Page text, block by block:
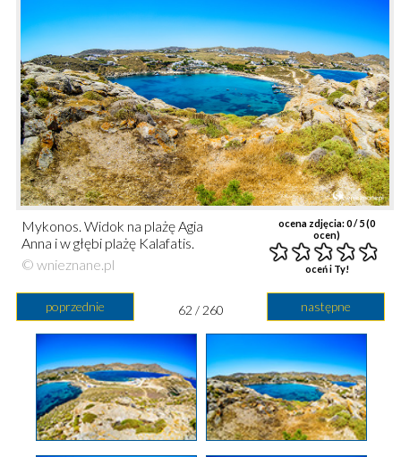
ocena zdjęcia:0/ 5 (0
ocen)
oceń i Ty!
Mykonos. Widok na plażę Agia
Anna i w głębi plażę Kalafatis.
© wnieznane.pl
poprzednie następne
62 / 260